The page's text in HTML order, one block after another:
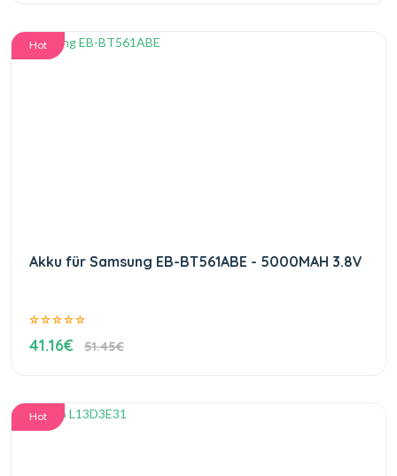
Hot
Akku für Samsung EB-BT561ABE - 5000MAH 3.8V
41.16€ 51.45€
Hot